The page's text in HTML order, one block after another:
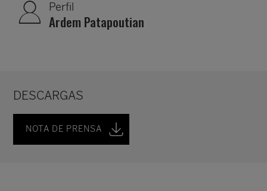
Perfil
Ardem Patapoutian
DESCARGAS
NOTA DE PRENSA